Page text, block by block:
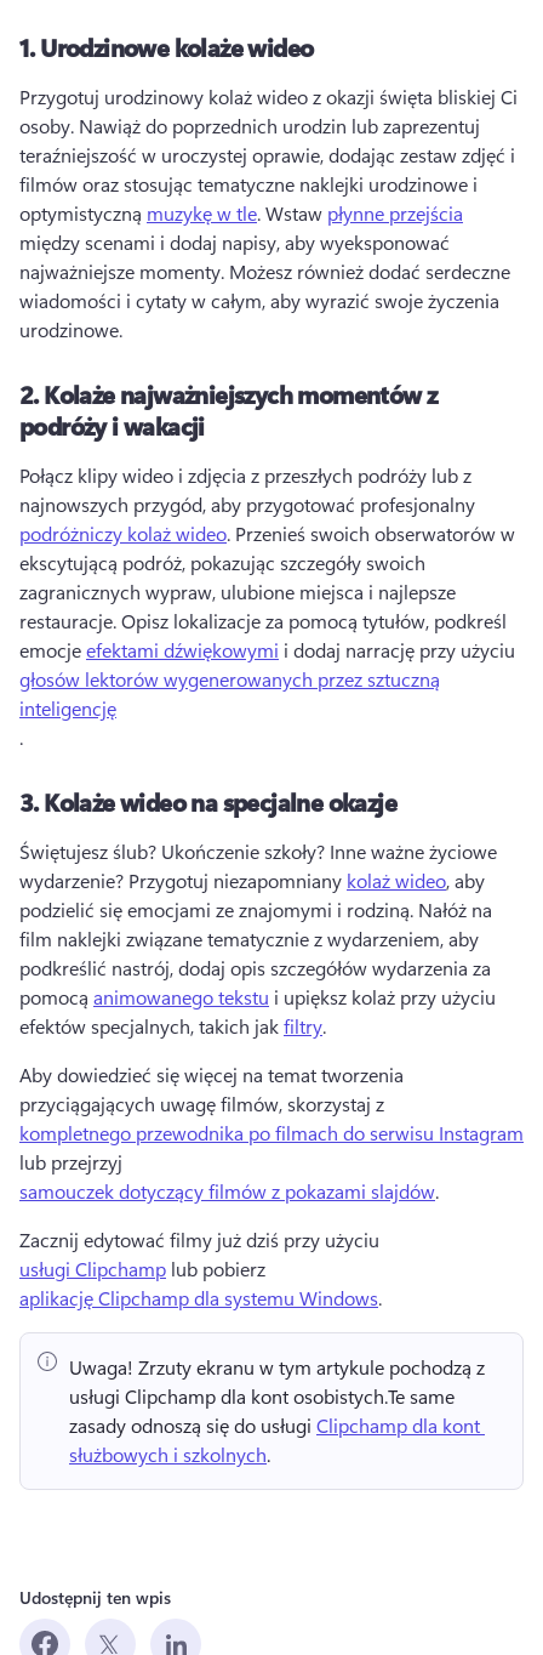
1.Urodzinowe kolaże wideo
Przygotuj urodzinowy kolaż wideo z okazji święta bliskiej Ci
osoby. Nawiąż do poprzednich urodzin lub zaprezentuj
teraźniejszość w uroczystej oprawie, dodając zestaw zdjęć i
filmów oraz stosując tematyczne naklejki urodzinowe i
optymistyczną muzykę w tle. Wstaw płynne przejścia
między scenami i dodaj napisy, aby wyeksponować
najważniejsze momenty. Możesz również dodać serdeczne
wiadomości i cytaty w całym, aby wyrazić swoje życzenia
urodzinowe.
2.Kolaże najważniejszych momentów z
podróży i wakacji
Połącz klipy wideo i zdjęcia z przeszłych podróży lub z
najnowszych przygód, aby przygotować profesjonalny
podróżniczy kolaż wideo. Przenieś swoich obserwatorów w
ekscytującą podróż, pokazując szczegóły swoich
zagranicznych wypraw, ulubione miejsca i najlepsze
restauracje. Opisz lokalizacje za pomocą tytułów, podkreśl
emocje efektami dźwiękowymi i dodaj narrację przy użyciu
głosów lektorów wygenerowanych przez sztuczną
inteligencję
.
3.Kolaże wideo na specjalne okazje
Świętujesz ślub? Ukończenie szkoły? Inne ważne życiowe
wydarzenie? Przygotuj niezapomniany kolaż wideo, aby
podzielić się emocjami ze znajomymi i rodziną. Nałóż na
film naklejki związane tematycznie z wydarzeniem, aby
podkreślić nastrój, dodaj opis szczegółów wydarzenia za
pomocą animowanego tekstu i upiększ kolaż przy użyciu
efektów specjalnych, takich jak filtry.
Aby dowiedzieć się więcej na temat tworzenia
przyciągających uwagę filmów, skorzystaj z
kompletnego przewodnika po filmach do serwisu Instagram
lub przejrzyj
samouczek dotyczący filmów z pokazami slajdów.
Zacznij edytować filmy już dziś przy użyciu
usługi Clipchamp lub pobierz
aplikację Clipchamp dla systemu Windows.
Uwaga! Zrzuty ekranu w tym artykule pochodzą z
usługi Clipchamp dla kont osobistych.Te same
zasady odnoszą się do usługi Clipchamp dla kont
służbowych i szkolnych.
Udostępnij ten wpis